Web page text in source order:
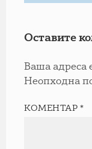
Оставите
Ваша адреса
Неопходна
КОМЕНТАР*